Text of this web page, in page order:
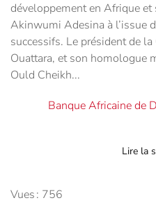
développement en Afrique et
Akinwumi Adesina à l’issue
successifs. Le président de
Ouattara, et son homologue
Ould Cheikh...
Banque Africaine de
Lire la
Vues : 756